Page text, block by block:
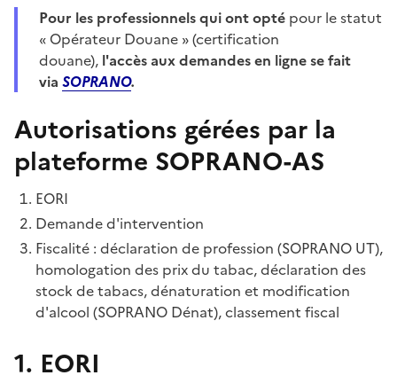
Pour les professionnels qui ont opté pour le statut
« Opérateur Douane » (certification
douane), l'accès aux demandes en ligne se fait
via SOPRANO.
Autorisations gérées par la
plateforme SOPRANO-AS
EORI
Demande d'intervention
Fiscalité : déclaration de profession (SOPRANO UT),
homologation des prix du tabac, déclaration des
stock de tabacs, dénaturation et modification
d'alcool (SOPRANO Dénat), classement fiscal
1. EORI